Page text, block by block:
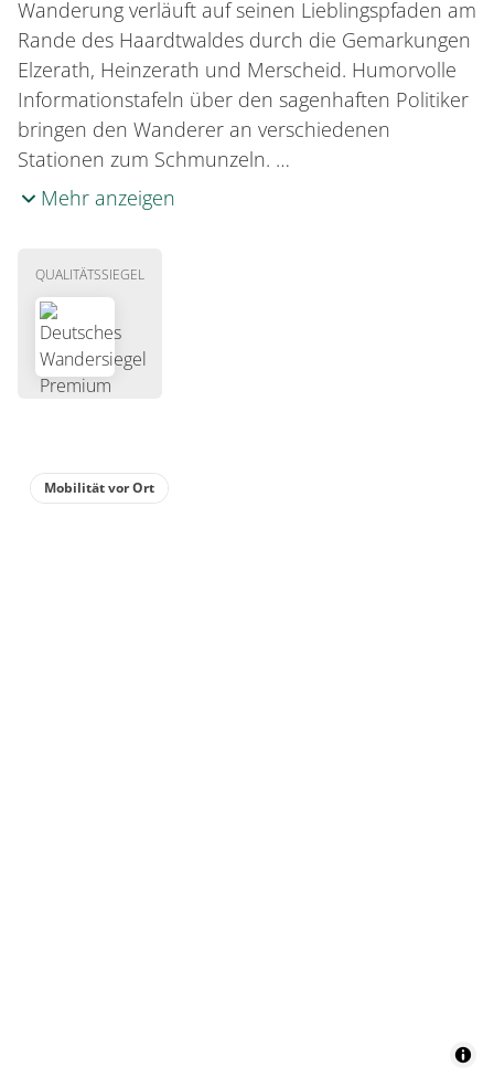
Wanderung verläuft auf seinen Lieblingspfaden am
Rande des Haardtwaldes durch die Gemarkungen
Elzerath, Heinzerath und Merscheid. Humorvolle
Informationstafeln über den sagenhaften Politiker
bringen den Wanderer an verschiedenen
Stationen zum Schmunzeln. …
Mehr anzeigen
QUALITÄTSSIEGEL
Mobilität vor Ort